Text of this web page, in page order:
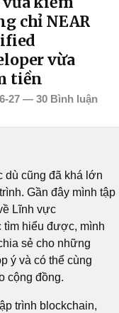
chỉ NEAR
vừa
tiền
27 —30 Bình luận
dù cũng đã khá lớn
Gần đây mình tập
Lĩnh vực
tìm hiểu được, mình
sẻ cho những
ý và có thể cùng
cộng đồng.
trình blockchain,